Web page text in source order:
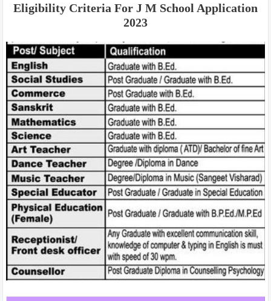
Eligibility Criteria For J M School Application
2023